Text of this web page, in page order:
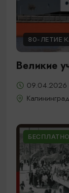
80-ЛЕТИЕ
Великие
БЕСПЛАТНО